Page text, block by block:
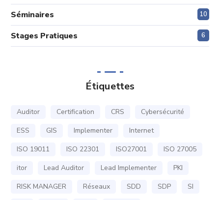
Séminaires 10
Stages Pratiques 6
Étiquettes
Auditor Certification CRS
Cybersécurité
ESS
GIS Implementer
Internet
ISO 19011
ISO 22301 ISO27001
ISO 27005
itor
Lead Auditor Lead Implementer
PKI
RISK MANAGER
Réseaux SDD SDP
SI